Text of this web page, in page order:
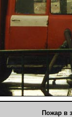
Пожар в